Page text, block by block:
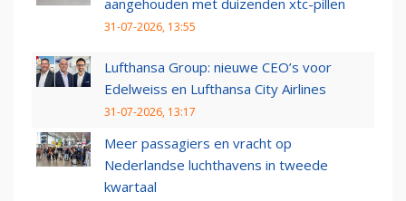
aangehouden met duizenden xtc-pillen
31-07-2026, 13:55
Lufthansa Group: nieuwe CEO’s voor
Edelweiss en Lufthansa City Airlines
31-07-2026, 13:17
Meer passagiers en vracht op
Nederlandse luchthavens in tweede
kwartaal